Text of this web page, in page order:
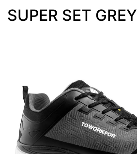
SUPER SET GREY